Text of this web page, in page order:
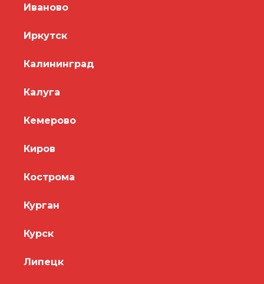
Иваново
Иркутск
Калининград
Калуга
Кемерово
Киров
Кострома
Курган
Курск
Липецк